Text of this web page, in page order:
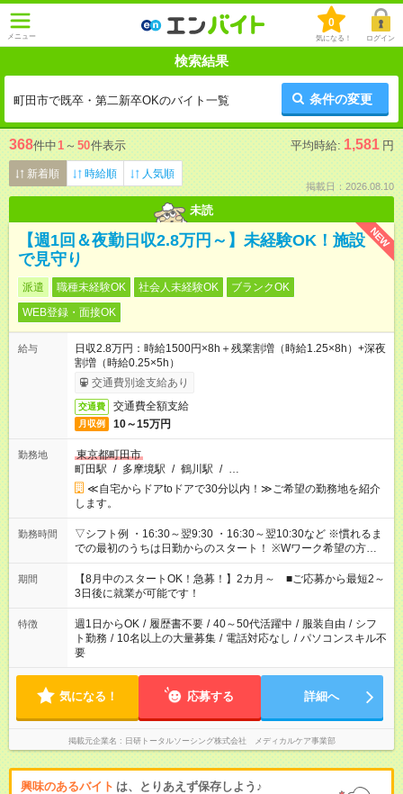
メニュー
0
気になる！ ログイン
検索結果
町田市で既卒・第二新卒OKのバイト一覧 条件の変更
368件中1 ～ 50件表示 平均時給: 1,581 円
新着順 時給順 人気順
掲載日：2026.08.10
未読
NEW
【週1回＆夜勤日収2.8万円～】未経験OK！施設
で見守り
派遣 職種未経験OK 社会人未経験OK
ブランクOK
WEB登録・面接OK
給与
日収2.8万円：時給1500円×8h＋残業割増（時給1.25×8h）+深夜
割増（時給0.25×5h）
交通費別途支給あり
交通費 交通費全額支給
月収例 10～15万円
勤務地
東京都町田市
町田駅 / 多摩境駅 / 鶴川駅 / …
≪自宅からドアtoドアで30分以内！≫ご希望の勤務地を紹介
します。
勤務時間
▽シフト例 ・16:30～翌9:30 ・16:30～翌10:30など ※慣れるま
での最初のうちは日勤からのスタート！ ※Wワーク希望の方へ
今ご覧のお仕事で希望する勤務時間と、もう1つのお仕事の勤務
時間。 合計で週40時間を超える場合は応募できません。
期間
【8月中のスタートOK！急募！】2カ月～ ■ご応募から最短2～
3日後に就業が可能です！
特徴 週1日からOK / 履歴書不要 / 40～50代活躍中 / 服装自由 / シフ
ト勤務 / 10名以上の大量募集 / 電話対応なし / パソコンスキル不
要
気になる！ 応募する 詳細へ
掲載元企業名 日研トータルソーシング株式会社 メディカルケア事業部
興味のあるバイト は、とりあえず保存しよう♪